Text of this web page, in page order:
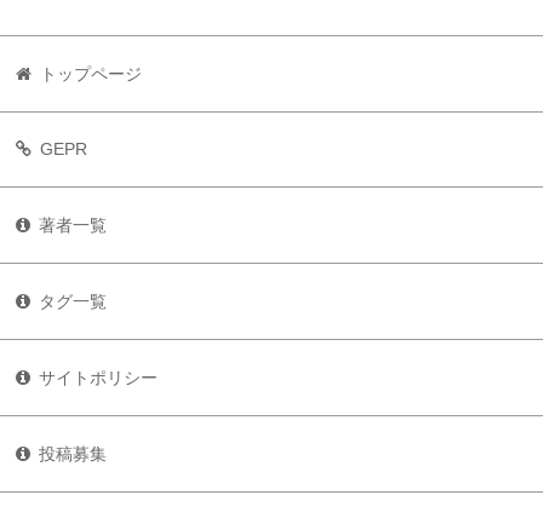
トップページ
GEPR
著者一覧
タグ一覧
サイトポリシー
投稿募集